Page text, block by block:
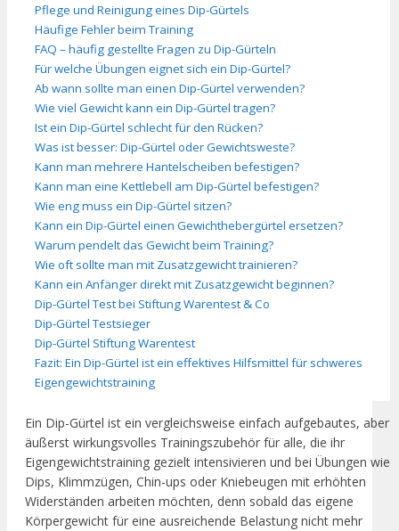
Pflege und Reinigung eines Dip-Gürtels
Häufige Fehler beim Training
FAQ – häufig gestellte Fragen zu Dip-Gürteln
Für welche Übungen eignet sich ein Dip-Gürtel?
Ab wann sollte man einen Dip-Gürtel verwenden?
Wie viel Gewicht kann ein Dip-Gürtel tragen?
Ist ein Dip-Gürtel schlecht für den Rücken?
Was ist besser: Dip-Gürtel oder Gewichtsweste?
Kann man mehrere Hantelscheiben befestigen?
Kann man eine Kettlebell am Dip-Gürtel befestigen?
Wie eng muss ein Dip-Gürtel sitzen?
Kann ein Dip-Gürtel einen Gewichthebergürtel ersetzen?
Warum pendelt das Gewicht beim Training?
Wie oft sollte man mit Zusatzgewicht trainieren?
Kann ein Anfänger direkt mit Zusatzgewicht beginnen?
Dip-Gürtel Test bei Stiftung Warentest & Co
Dip-Gürtel Testsieger
Dip-Gürtel Stiftung Warentest
Fazit: Ein Dip-Gürtel ist ein effektives Hilfsmittel für schweres
Eigengewichtstraining
Ein Dip-Gürtel ist ein vergleichsweise einfach aufgebautes, aber
äußerst wirkungsvolles Trainingszubehör für alle, die ihr
Eigengewichtstraining gezielt intensivieren und bei Übungen wie
Dips, Klimmzügen, Chin-ups oder Kniebeugen mit erhöhten
Widerständen arbeiten möchten, denn sobald das eigene
Körpergewicht für eine ausreichende Belastung nicht mehr